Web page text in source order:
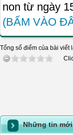
non từ ngày
(BẤM VÀO
Tổng số điểm của bài viết
Những tin